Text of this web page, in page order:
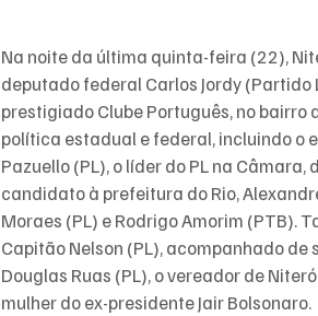
Na noite da última quinta-feira (22),
deputado federal Carlos Jordy
prestigiado Clube Português, no
política estadual e federal, incluindo o
Pazuello (PL), o líder do PL na
candidato à prefeitura do Rio,
Moraes (PL) e Rodrigo Amorim (PTB).
Capitão Nelson (PL), acompanhado
Douglas Ruas (PL), o vereador de
mulher do ex-presidente Jair Bolsonaro.